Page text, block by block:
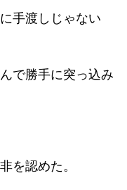
手渡しじゃない
で勝手に突っ込み
を認めた。